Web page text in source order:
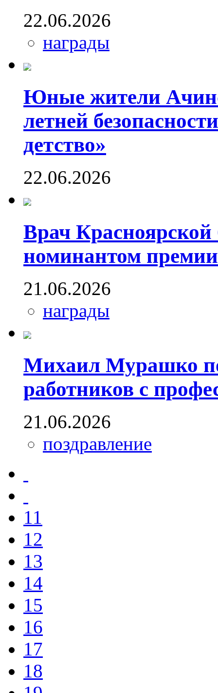
22.06.2026
награды
Юные жители
летней
детство»
22.06.2026
Врач
номинантом
21.06.2026
награды
Михаил Мурашко
работников с
21.06.2026
поздравление
11
12
13
14
15
16
17
18